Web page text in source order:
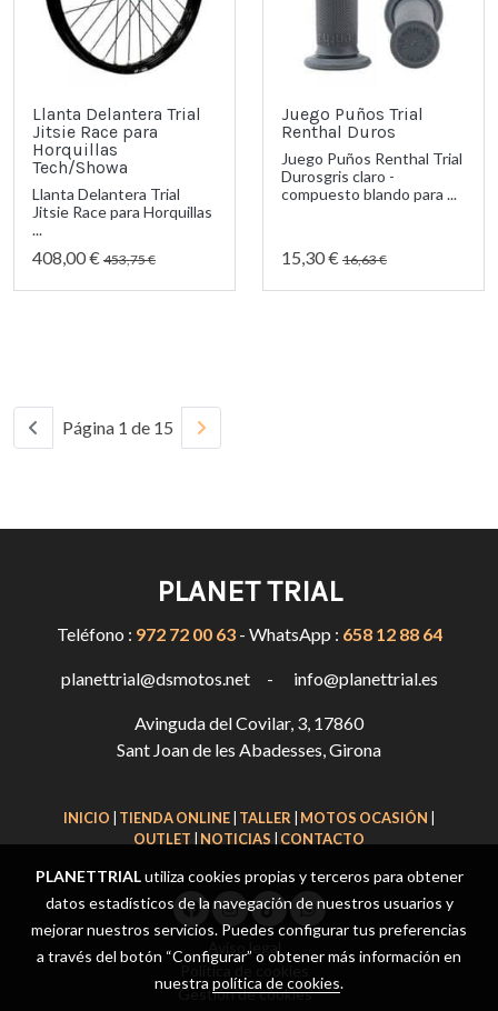
Llanta Delantera Trial
Jitsie Race para
Horquillas
Tech/Showa
Llanta Delantera Trial
Jitsie Race para Horquillas
...
408,00 € 453,75 €
Juego Puños Trial
Renthal Duros
Juego Puños Renthal Trial
Durosgris claro -
compuesto blando para ...
15,30 € 16,63 €
Página 1 de 15
PLANET TRIAL
Teléfono : 972 72 00 63- WhatsApp : 658 12 88 64
planettrial@dsmotos.net - info@planettrial.es
Avinguda del Covilar, 3, 17860
Sant Joan de les Abadesses, Girona
INICIO TIENDA ONLINE TALLER MOTOS OCASIÓN
OUTLET
NOTICIAS CONTACTO
Aviso legal
Política de cookies
Gestión de cookies
PLANETTRIALutiliza cookies propias y terceros para obtener
datos estadísticos de la navegación de nuestros usuarios y
mejorar nuestros servicios. Puedes configurar tus preferencias
a través del botón “Configurar” o obtener más información en
nuestra política de cookies.